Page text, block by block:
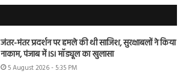
जंतर-मंतर प्रदर्शन पर हमले की थी साजिश, सुरक्षाबलों ने किया
नाकाम, पंजाब में ISI मॉड्यूल का खुलासा
5 August 2026 - 5:35 PM